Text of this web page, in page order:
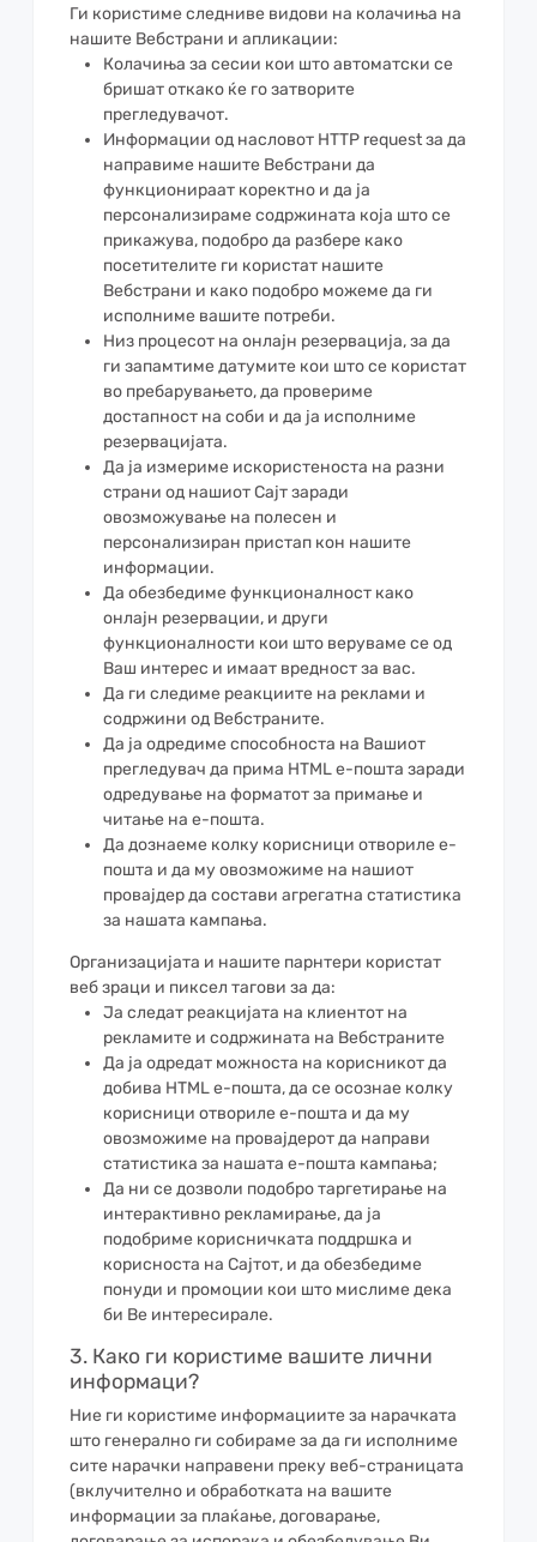
Ги користиме следниве видови на колачиња на
нашите Вебстрани и апликации:
Колачиња за сесии кои што автоматски се
бришат откако ќе го затворите
прегледувачот.
Информации од насловот HTTP request за да
направиме нашите Вебстрани да
функционираат коректно и да ја
персонализираме содржината која што се
прикажува, подобро да разбере како
посетителите ги користат нашите
Вебстрани и како подобро можеме да ги
исполниме вашите потреби.
Низ процесот на онлајн резервација, за да
ги запамтиме датумите кои што се користат
во пребарувањето, да провериме
достапност на соби и да ја исполниме
резервацијата.
Да ја измериме искористеноста на разни
страни од нашиот Сајт заради
овозможување на полесен и
персонализиран пристап кон нашите
информации.
Да обезбедиме функционалност како
онлајн резервации, и други
функционалности кои што веруваме се од
Ваш интерес и имаат вредност за вас.
Да ги следиме реакциите на реклами и
содржини од Вебстраните.
Да ја одредиме способноста на Вашиот
прегледувач да прима HTML е-пошта заради
одредување на форматот за примање и
читање на е-пошта.
Да дознаеме колку корисници отвориле е-
пошта и да му овозможиме на нашиот
провајдер да состави агрегатна статистика
за нашата кампања.
Организацијата и нашите парнтери користат
веб зраци и пиксел тагови за да:
Ја следат реакцијата на клиентот на
рекламите и содржината на Вебстраните
Да ја одредат можноста на корисникот да
добива HTML е-пошта, да се осознае колку
корисници отвориле е-пошта и да му
овозможиме на провајдерот да направи
статистика за нашата е-пошта кампања;
Да ни се дозволи подобро таргетирање на
интерактивно рекламирање, да ја
подобриме корисничката поддршка и
корисноста на Сајтот, и да обезбедиме
понуди и промоции кои што мислиме дека
би Ве интересирале.
3. Како ги користиме вашите лични
информаци?
Ние ги користиме информациите за нарачката
што генерално ги собираме за да ги исполниме
сите нарачки направени преку веб-страницата
(вклучително и обработката на вашите
информации за плаќање, договарање,